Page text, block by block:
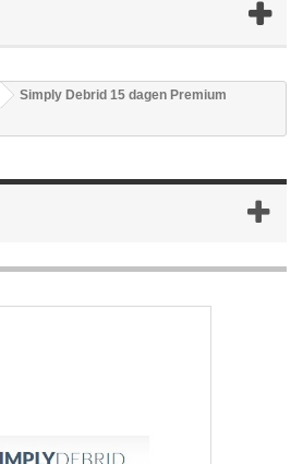
Simply Debrid 15 dagen Premium